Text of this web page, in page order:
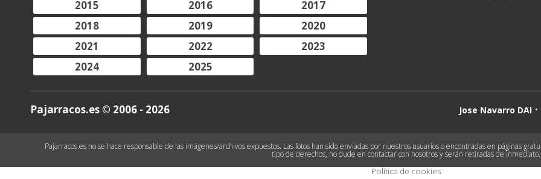
2015
2016
2017
2018
2019
2020
2021
2022
2023
2024
2025
Pajarracos.es © 2006 - 2026 Jose Navarro DAI
Pajarracos.es no se hace responsable de las imágenes/archivos expuestos. Las fotos han sido enviadas por nuestros usuarios o encontradas en páginas
tipo de derechos, no dude en contactar con nosotros y serán retiradas de inmediato.
Política de cookies